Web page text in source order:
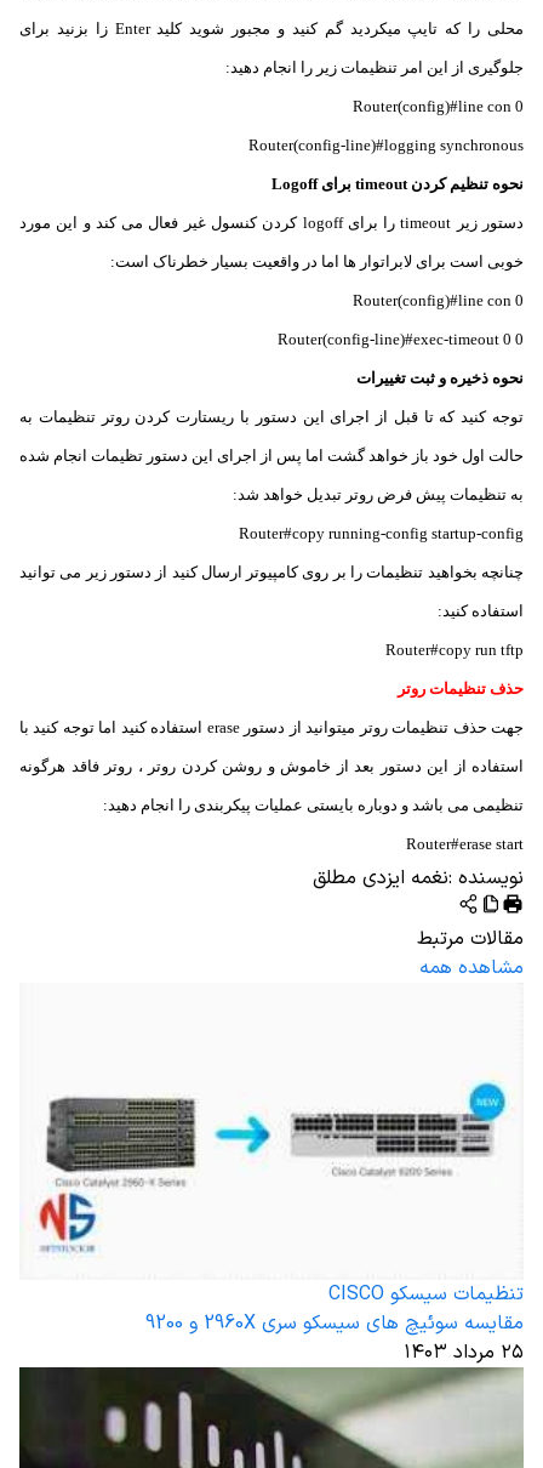
محلی را که تایپ میکردید گم کنید و مجبور شوید کلید Enter زا بزنید برای
جلوگیری از این امر تنظیمات زیر را انجام دهید:
Router(config)#line con 0
Router(config-line)#logging synchronous
نحوه تنظیم کردن timeout برای Logoff
دستور زیر timeout را برای logoff کردن کنسول غیر فعال می کند و این مورد
خوبی است برای لابراتوار ها اما در واقعیت بسیار خطرناک است:
Router(config)#line con 0
Router(config-line)#exec-timeout 0 0
نحوه ذخیره و ثبت تغییرات
توجه کنید که تا قبل از اجرای این دستور با ریستارت کردن روتر تنظیمات به
حالت اول خود باز خواهد گشت اما پس از اجرای این دستور تظیمات انجام شده
به تنظیمات پیش فرض روتر تبدیل خواهد شد:
Router#copy running-config startup-config
چنانچه بخواهید تنظیمات را بر روی کامپیوتر ارسال کنید از دستور زیر می توانید
استفاده کنید:
Router#copy run tftp
حذف تنظیمات روتر
جهت حذف تنظیمات روتر میتوانید از دستور erase استفاده کنید اما توجه کنید با
استفاده از این دستور بعد از خاموش و روشن کردن روتر ، روتر فاقد هرگونه
تنظیمی می باشد و دوباره بایستی عملیات پیکربندی را انجام دهید:
Router#erase start
نویسنده :نغمه ایزدی مطلق
مقالات مرتبط
مشاهده همه
تنظیمات سیسکو CISCO
مقایسه سوئیچ های سیسکو سری 2960X و 9200
۲۵ مرداد ۱۴۰۳